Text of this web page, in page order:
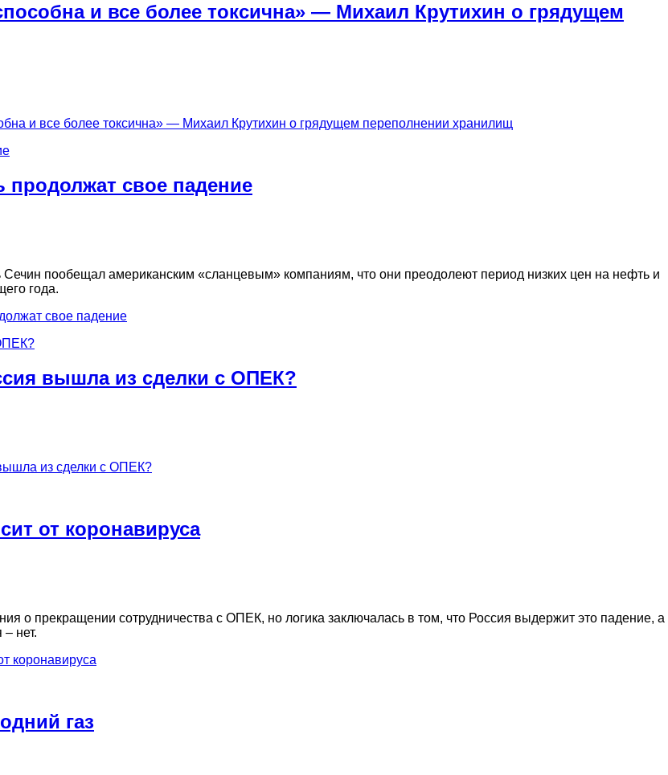
и все более токсична» — Михаил Крутихин о грядущем
и все более токсична» — Михаил Крутихин о грядущем переполнении хранилищ
свое падение
Сечин пообещал американским «сланцевым» компаниям, что они преодолеют период низких цен на нефть и
года.
свое падение
вышла из сделки с ОПЕК?
из сделки с ОПЕК?
от коронавируса
о прекращении сотрудничества с ОПЕК, но логика заключалась в том, что Россия выдержит это падение, а
нет.
коронавируса
газ